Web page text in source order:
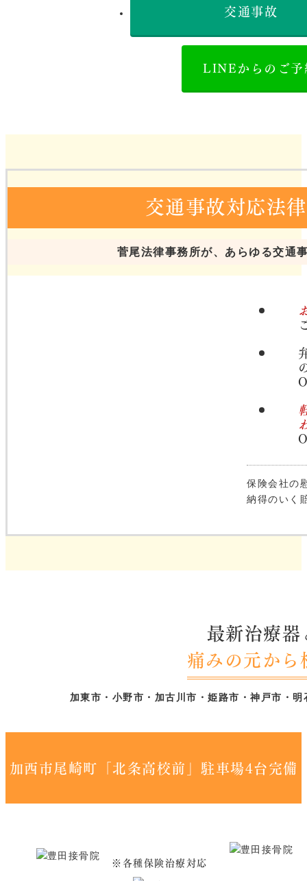
交通事故
LINEからのご予
交通事故対応法
菅尾法律事務所が、あらゆる交通
保険会社の
納得のいく
最新治療
痛みの元か
加東市・小野市・加古川市・姫路市・神戸市・
加西市尾崎町「北条高校前」駐車場4台完備
※各種保険治療対応